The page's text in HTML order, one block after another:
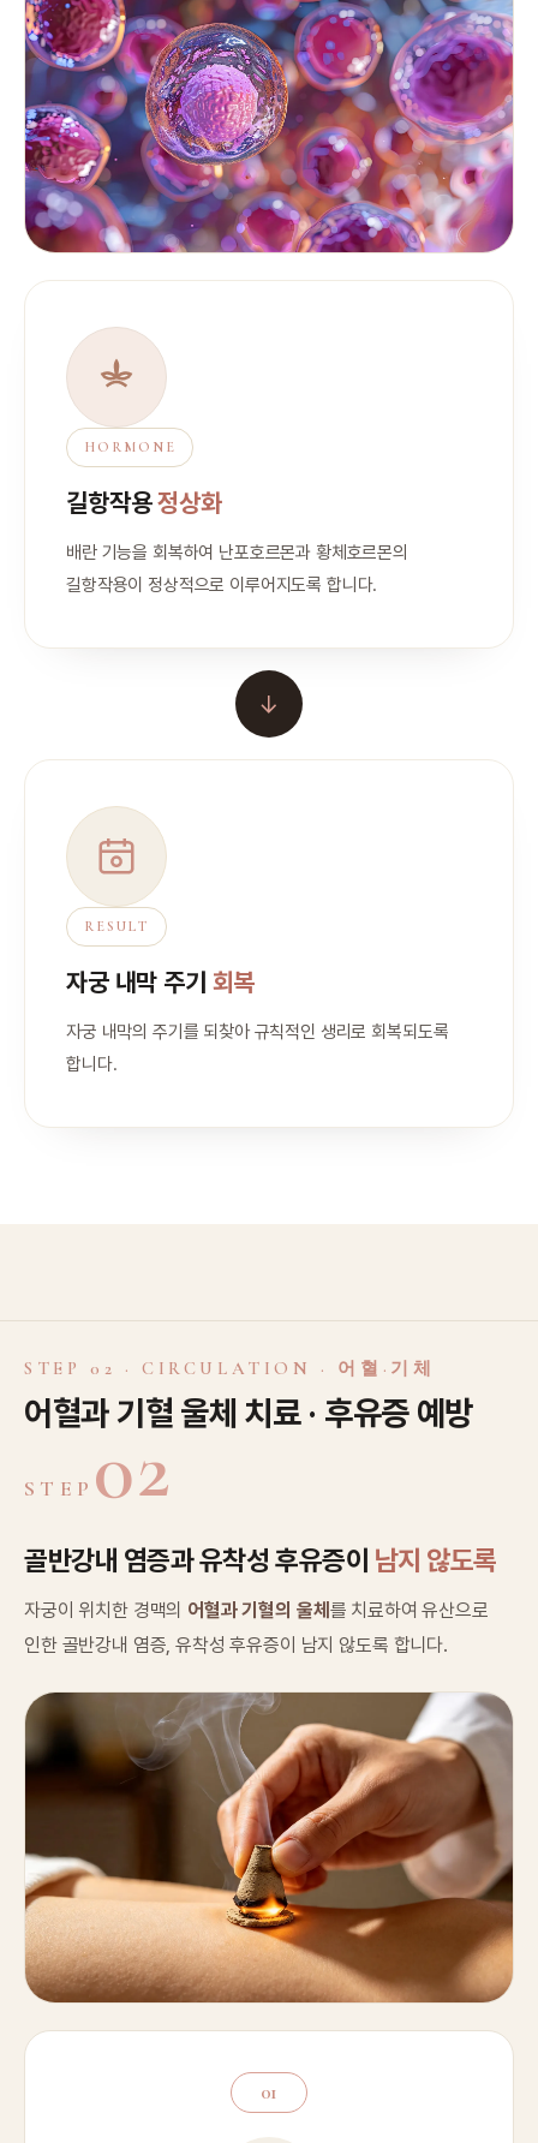
HORMONE
길항작용정상화
배란 기능을 회복하여 난포호르몬과 황체호르몬의
길항작용이 정상적으로 이루어지도록 합니다.
→
RESULT
자궁 내막 주기 회복
자궁 내막의 주기를 되찾아 규칙적인 생리로 회복되도록
합니다.
STEP 02 · CIRCULATION · 어혈·기체
어혈과 기혈 울체 치료 · 후유증 예방
STEP 02
골반강내 염증과 유착성 후유증이 남지 않도록
자궁이 위치한 경맥의 어혈과 기혈의 울체 를 치료하여 유산으로
인한 골반강내 염증, 유착성 후유증이 남지 않도록 합니다.
01